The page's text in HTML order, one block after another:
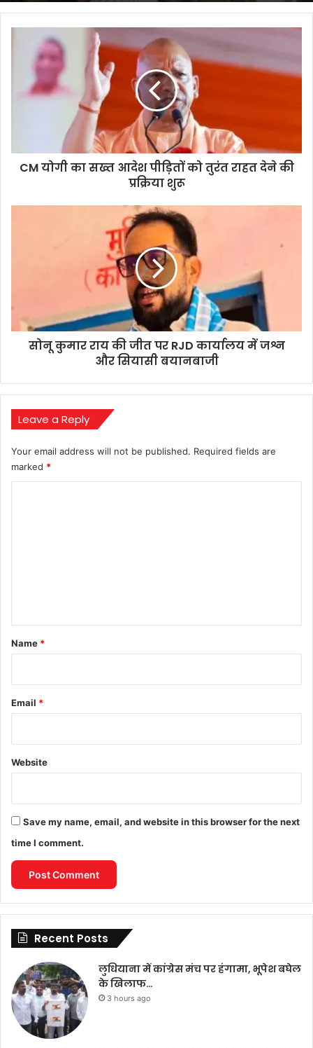
आदेश
राहत
CM योगी का सख्त आदेश पीड़ितों को तुरंत राहत देने की
प्रक्रिया शुरू
में
सोनू कुमार राय की जीत पर RJD कार्यालय में जश्न
और सियासी बयानबाजी
Leave a Reply
Your email address will not be published. Required fields are
marked *
*
Name *
Email *
Website
Save my name, email, and website in this browser for the next
time I comment.
Recent Posts
लुधियाना में कांग्रेस मंच पर हंगामा, भूपेश बघेल
के खिलाफ…
3 hours ago